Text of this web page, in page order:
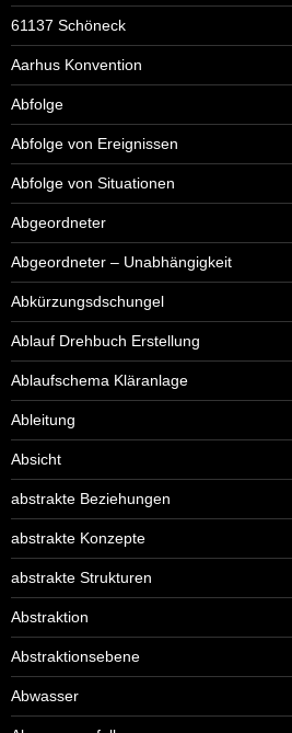
61137 Schöneck
Aarhus Konvention
Abfolge
Abfolge von Ereignissen
Abfolge von Situationen
Abgeordneter
Abgeordneter – Unabhängigkeit
Abkürzungsdschungel
Ablauf Drehbuch Erstellung
Ablaufschema Kläranlage
Ableitung
Absicht
abstrakte Beziehungen
abstrakte Konzepte
abstrakte Strukturen
Abstraktion
Abstraktionsebene
Abwasser